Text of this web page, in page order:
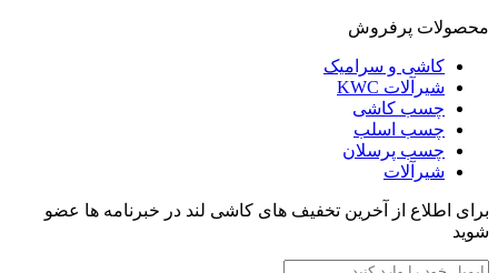
محصولات پرفروش
کاشی و سرامیک
شیرآلات KWC
چسب کاشی
چسب اسلب
چسب پرسلان
شیرآلات
برای اطلاع از آخرین تخفیف های کاشی لند در خبرنامه ها عضو
شوید